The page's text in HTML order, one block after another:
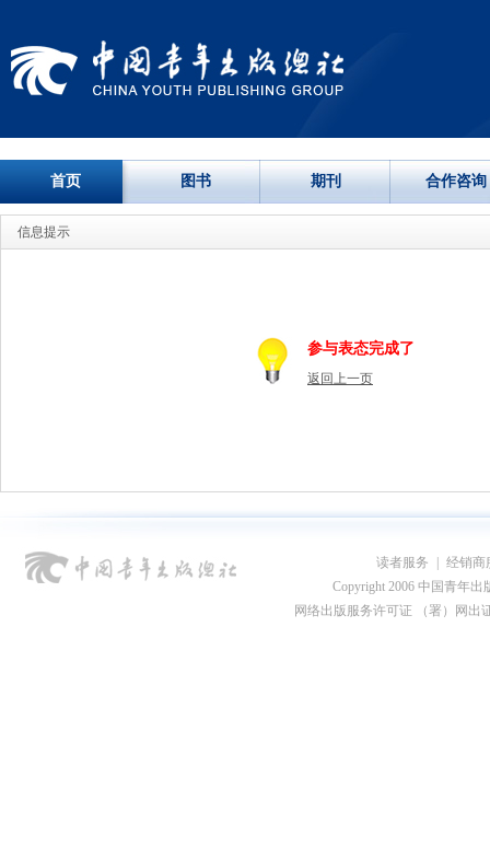
首页 图书 期刊 合作咨询
信息提示
参与表态完成了
返回上一页
读者服务
经销商
Copyright 2006 中国青年出
网络出版服务许可证 （署）网出